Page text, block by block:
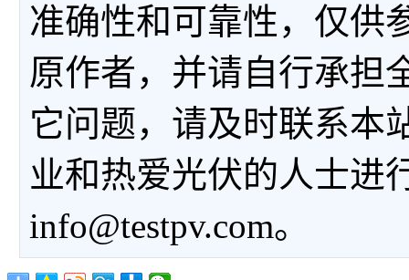
准确性和可靠性，仅供
原作者，并请自行承担
它问题，请及时联系本
业和热爱光伏的人士进
info@testpv.com。